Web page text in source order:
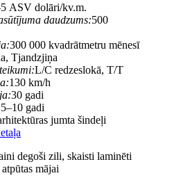
ASV dolāri/kv.m.
daudzums:500
300 000 kvadrātmetru mēnesī
Tjandzjiņa
L/C redzeslokā, T/T
130 km/h
30 gadi
5–10 gadi
jumta šindeļi